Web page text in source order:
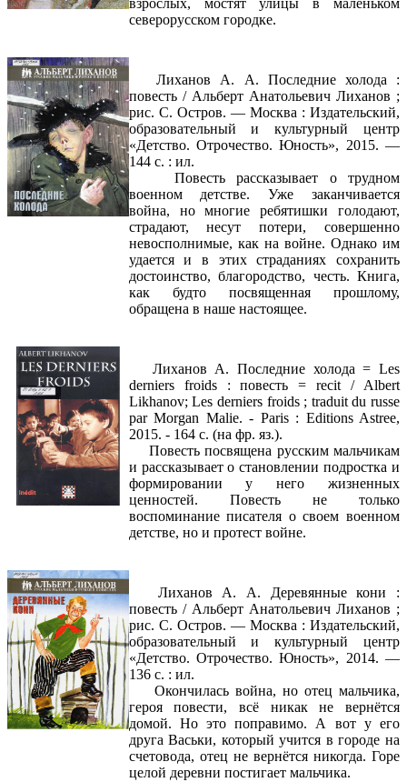
взрослых, мостят улицы в маленьком
северорусском городке.
Лиханов А. А. Последние холода :
повесть / Альберт Анатольевич Лиханов ;
рис. С. Остров. — Москва : Издательский,
образовательный и культурный центр
«Детство. Отрочество. Юность», 2015. —
144 с. : ил.
Повесть рассказывает о трудном
военном детстве. Уже заканчивается
война, но многие ребятишки голодают,
страдают, несут потери, совершенно
невосполнимые, как на войне. Однако им
удается и в этих страданиях сохранить
достоинство, благородство, честь. Книга,
как будто посвященная прошлому,
обращена в наше настоящее.
Лиханов А. Последние холода = Les
derniers froids : повесть = recit / Albert
Likhanov; Les derniers froids ; traduit du russe
par Morgan Malie. - Paris : Editions Astree,
2015. - 164 c. (на фр. яз.).
Повесть посвящена русским мальчикам
и рассказывает о становлении подростка и
формировании у него жизненных
ценностей. Повесть не только
воспоминание писателя о своем военном
детстве, но и протест войне.
Лиханов А. А. Деревянные кони :
повесть / Альберт Анатольевич Лиханов ;
рис. С. Остров. — Москва : Издательский,
образовательный и культурный центр
«Детство. Отрочество. Юность», 2014. —
136 с. : ил.
Окончилась война, но отец мальчика,
героя повести, всё никак не вернётся
домой. Но это поправимо. А вот у его
друга Васьки, который учится в городе на
счетовода, отец не вернётся никогда. Горе
целой деревни постигает мальчика.